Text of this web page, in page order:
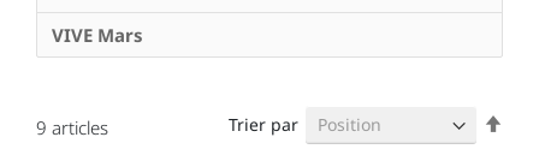
9 articles Trier par
VIVE Mars